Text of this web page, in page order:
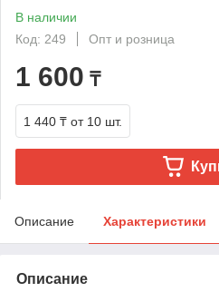
В наличии
Код: 249
Опт и розница
1 600 ₸
1 440 ₸ от 10 шт.
Описание Характеристики
Описание